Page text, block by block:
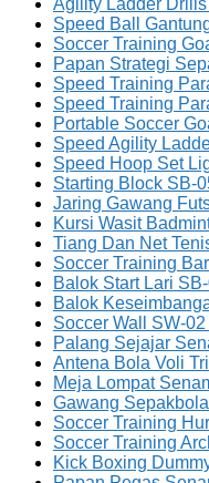
Agility Ladder
Speed Ball
Soccer Training
Papan Strategi
Speed Training
Speed Training
Portable Soccer
Speed Agility
Speed Hoop Set
Starting Block SB-
Jaring Gawang
Kursi Wasit
Tiang Dan Net
Soccer Training
Balok Start Lari
Balok
Soccer Wall SW-
Palang Sejajar
Antena Bola Voli
Meja Lompat
Gawang
Soccer Training
Soccer Training
Kick Boxing